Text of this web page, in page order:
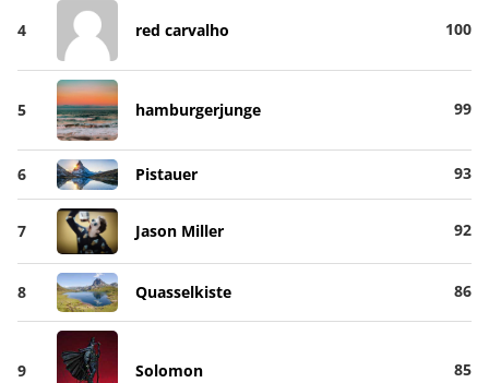
4 red carvalho 100
5 hamburgerjunge 99
6 Pistauer 93
7 Jason Miller 92
8 Quasselkiste 86
9 Solomon 85